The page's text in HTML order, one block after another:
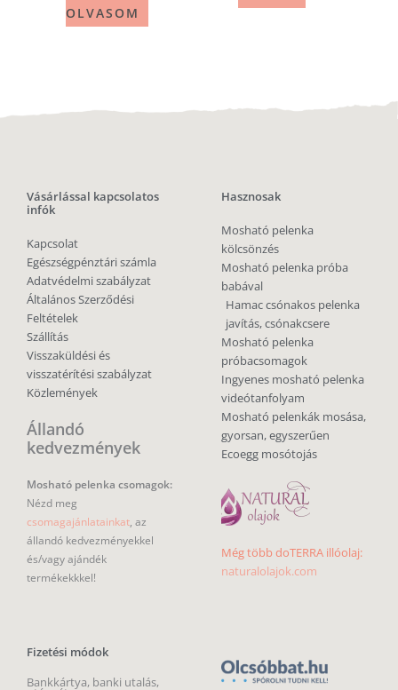
OLVASOM
Vásárlással kapcsolatos
infók
Kapcsolat
Egészségpénztári számla
Adatvédelmi szabályzat
Általános Szerződési
Feltételek
Szállítás
Visszaküldési és
visszatérítési szabályzat
Közlemények
Állandó
kedvezmények
Mosható pelenka csomagok:
Nézd meg
csomagajánlatainkat, az
állandó kedvezményekkel
és/vagy ajándék
termékekkkel!
Fizetési módok
Bankkártya, banki utalás,
Hasznosak
Mosható pelenka
kölcsönzés
Mosható pelenka próba
babával
Hamac csónakos pelenka
javítás, csónakcsere
Mosható pelenka
próbacsomagok
Ingyenes mosható pelenka
videótanfolyam
Mosható pelenkák mosása,
gyorsan, egyszerűen
Ecoegg mosótojás
Még több doTERRA illóolaj:
naturalolajok.com